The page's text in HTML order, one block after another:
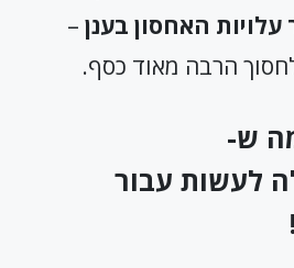
האחסון בענן –
הרבה מאוד כסף.
ש-
לעשות עבור